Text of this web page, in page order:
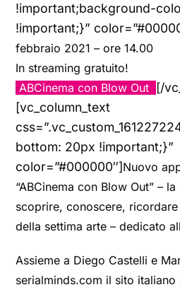
!important;background-
!important;}”
febbraio 2021 – ore 14.00
In streaming gratuito!
ABCinema con Blow Out [/
[vc_column_text
bottom: 20px !important;}”
color=”#000000″]Nuovo
“ABCinema con Blow Out” –
scoprire, conoscere,
della settima arte – dedicato
Assieme a Diego Castelli e
serialminds.com il sito